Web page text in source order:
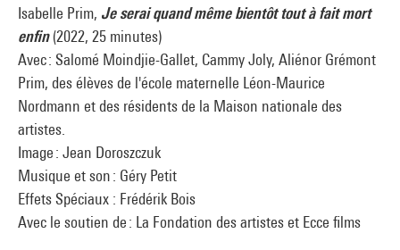
Isabelle Prim, Je serai quand même bientôt tout à fait mort
enfin (2022, 25 minutes)
Avec : Salomé Moindjie-Gallet, Cammy Joly, Aliénor Grémont
Prim, des élèves de l'école maternelle Léon-Maurice
Nordmann et des résidents de la Maison nationale des
artistes.
Image : Jean Doroszczuk
Musique et son : Géry Petit
Effets Spéciaux : Frédérik Bois
Avec le soutien de : La Fondation des artistes et Ecce films